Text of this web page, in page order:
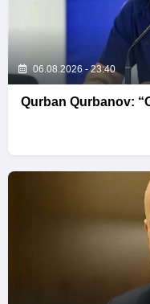
06.08.2026 - 23:40
Qurban Qurbanov: